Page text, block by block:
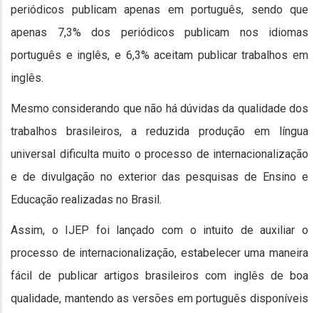
periódicos publicam apenas em português, sendo que
apenas 7,3% dos periódicos publicam nos idiomas
português e inglês, e 6,3% aceitam publicar trabalhos em
inglês.
Mesmo considerando que não há dúvidas da qualidade dos
trabalhos brasileiros, a reduzida produção em língua
universal dificulta muito o processo de internacionalização
e de divulgação no exterior das pesquisas de Ensino e
Educação realizadas no Brasil.
Assim, o IJEP foi lançado com o intuito de auxiliar o
processo de internacionalização, estabelecer uma maneira
fácil de publicar artigos brasileiros com inglês de boa
qualidade, mantendo as versões em português disponíveis